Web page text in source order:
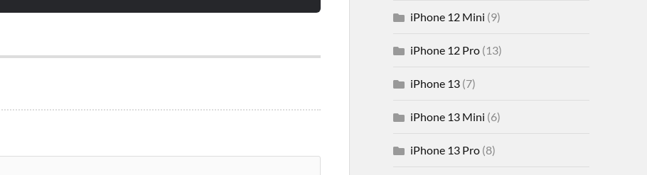
iPhone 12 Mini (9)
iPhone 12 Pro(13)
iPhone 13(7)
iPhone 13 Mini (6)
iPhone 13 Pro(8)